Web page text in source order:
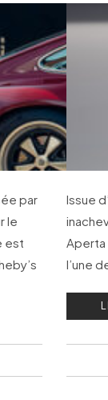
par
le
est
Issue
Aperta
l’une